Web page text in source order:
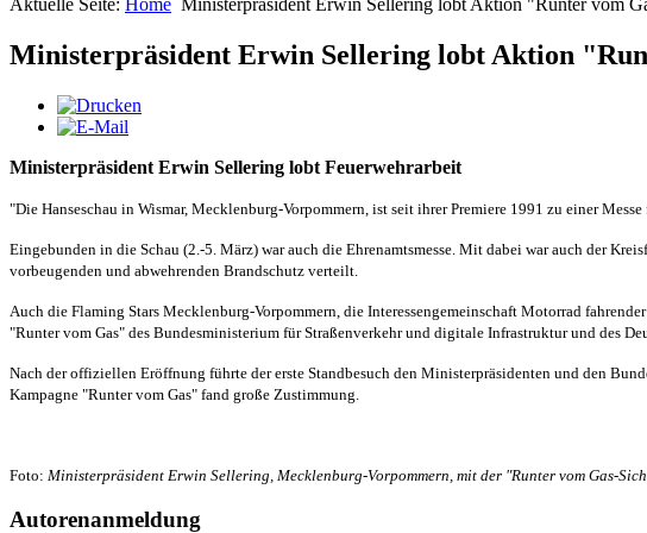
Ministerpräsident Erwin Sellering lobt Aktion
Ministerpräsident Erwin Sellering lobt Feuerwehrarbeit
"Die Hanseschau in Wismar, Mecklenburg-Vorpommern, ist seit ihrer Premiere 1991 zu einer
Eingebunden in die Schau (2.-5. März) war auch die Ehrenamtsmesse. Mit dabei war auch der
vorbeugenden und abwehrenden Brandschutz verteilt.
Auch die Flaming Stars Mecklenburg-Vorpommern, die Interessengemeinschaft Motorrad
"Runter vom Gas" des Bundesministerium für Straßenverkehr und digitale Infrastruktur und des
Nach der offiziellen Eröffnung führte der erste Standbesuch den Ministerpräsidenten und den
Kampagne "Runter vom Gas" fand große Zustimmung.
Foto: Ministerpräsident Erwin Sellering, Mecklenburg-Vorpommern, mit der "Runter vom Gas-
Autorenanmeldung